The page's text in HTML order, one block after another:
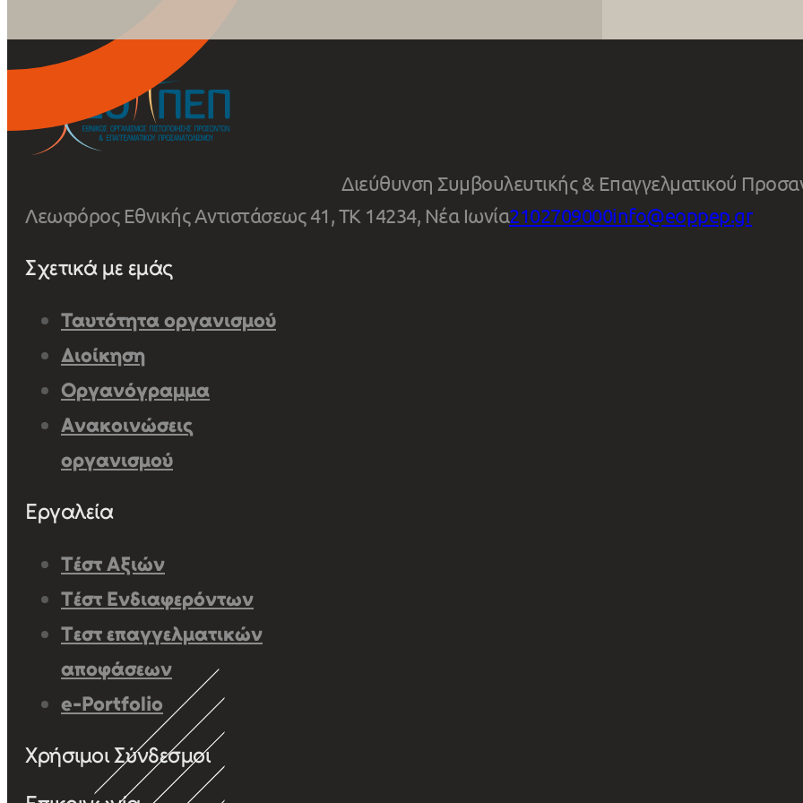
Διεύθυνση Συμβουλευτικής & Επαγγελματικού
Λεωφόρος Εθνικής Αντιστάσεως 41, ΤΚ 14234, Νέα Ιωνία2102709000info@eoppep.gr
Σχετικά με εμάς
Ταυτότητα οργανισμού
Διοίκηση
Οργανόγραμμα
Ανακοινώσεις
οργανισμού
Εργαλεία
Τέστ Αξιών
Τέστ Ενδιαφερόντων
Τεστ επαγγελματικών
αποφάσεων
e-Portfolio
Χρήσιμοι Σύνδεσμοι